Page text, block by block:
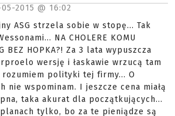
2015 @ 16:02
ASG strzela sobie w stopę... Tak
NA CHOLERE KOMU
BEZ HOPKA?! Za 3 lata wypuszcza
wersję i łaskawie wrzucą tam
rozumiem polityki tej firmy... O
nie wspominam. I jeszcze cena miałą
taka akurat dla początkujących...
tylko, bo za te pieniądze są